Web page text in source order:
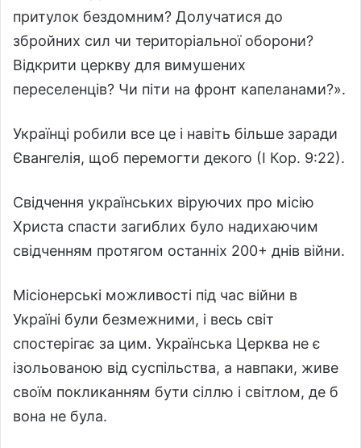
притулок бездомним? Долучатися до
збройних сил чи територіальної оборони?
Відкрити церкву для вимушених
переселенців? Чи піти на фронт капеланами?».
Українці робили все це і навіть більше заради
Євангелія, щоб перемогти декого (І Кор. 9:22).
Свідчення українських віруючих про місію
Христа спасти загиблих було надихаючим
свідченням протягом останніх 200+ днів війни.
Місіонерські можливості під час війни в
Україні були безмежними, і весь світ
спостерігає за цим. Українська Церква не є
ізольованою від суспільства, а навпаки, живе
своїм покликанням бути сіллю і світлом, де б
вона не була.